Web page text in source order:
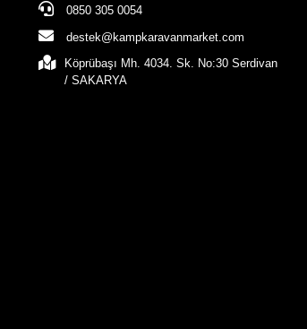
0850 305 0054
destek@kampkaravanmarket.com
Köprübaşı Mh. 4034. Sk. No:30 Serdivan
/ SAKARYA